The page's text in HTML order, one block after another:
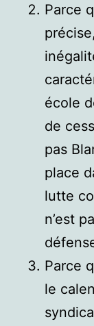
Parce
école
de
pas
place
lutte
n’est
Parce
le